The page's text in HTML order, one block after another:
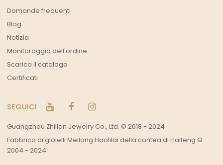
Domande frequenti
Blog
Notizia
Monitoraggio dell'ordine
Scarica il catalogo
Certificati
SEGUICI
Guangzhou Zhilian Jewelry Co., Ltd. © 2018 - 2024
Fabbrica di gioielli Meilong Haolilai della contea di Haifeng ©
2004 - 2024